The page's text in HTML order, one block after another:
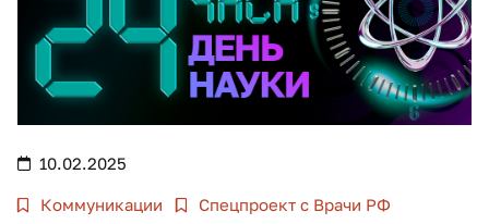
10.02.2025
Коммуникации Спецпроект с Врачи РФ